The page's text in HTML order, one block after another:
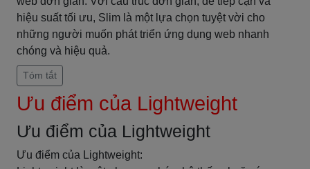
hiệu suất tối ưu, Slim là một lựa chọn tuyệt vời cho
những người muốn phát triển ứng dụng web nhanh
chóng và hiệu quả.
Tóm tắt
Ưu điểm của Lightweight
Ưu điểm của Lightweight
Ưu điểm của Lightweight: